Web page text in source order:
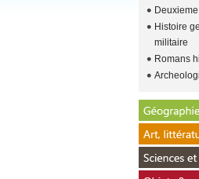
Histoire
militaire
Romans